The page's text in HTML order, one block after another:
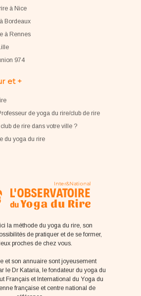
à Nice
Bordeaux
à Rennes
974
et +
de yoga du rire/club de rire
de rire dans votre ville ?
du yoga du rire
la méthode du yoga du rire, son
de pratiquer et de se former,
proches de chez vous.
et son annuaire sont joyeusement
le Dr Kataria, le fondateur du yoga du
Français et International du Yoga du
française et centre national de